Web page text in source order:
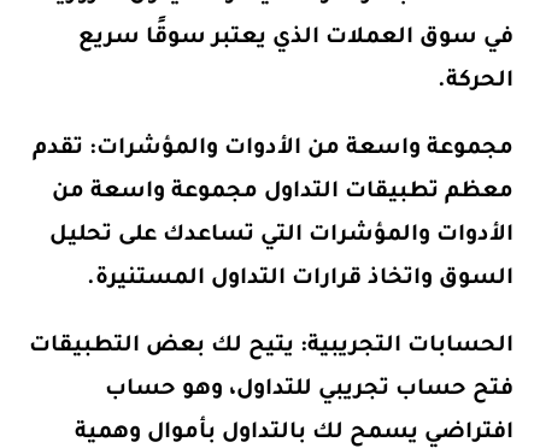
في سوق العملات الذي يعتبر سوقًا سريع
الحركة.
مجموعة واسعة من الأدوات والمؤشرات: تقدم
معظم تطبيقات التداول مجموعة واسعة من
الأدوات والمؤشرات التي تساعدك على تحليل
السوق واتخاذ قرارات التداول المستنيرة.
الحسابات التجريبية: يتيح لك بعض التطبيقات
فتح حساب تجريبي للتداول، وهو حساب
افتراضي يسمح لك بالتداول بأموال وهمية